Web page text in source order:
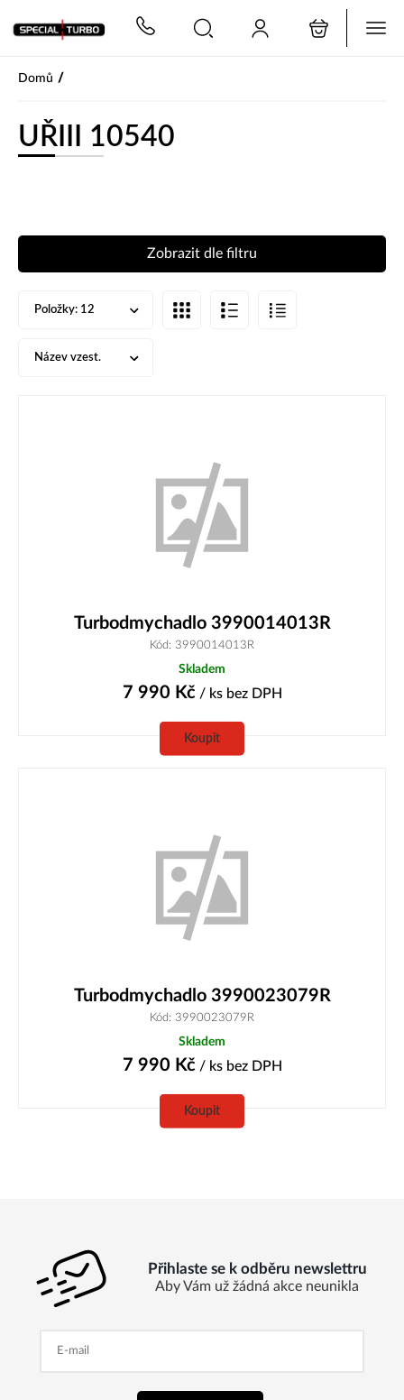
Domů /
UŘIII 10540
Zobrazit dle filtru
Položky: 12
Název vzest.
Turbodmychadlo 3990014013R
Kód: 3990014013R
Skladem
7 990 Kč/ ks bez DPH
Koupit
Turbodmychadlo 3990023079R
Kód: 3990023079R
Skladem
7 990 Kč/ ks bez DPH
Koupit
Přihlaste se k odběru newslettru
Aby Vám už žádná akce neunikla